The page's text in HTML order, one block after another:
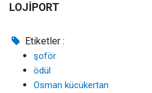
LOJİPORT
Etiketler :
şoför
ödül
Osman kücükertan